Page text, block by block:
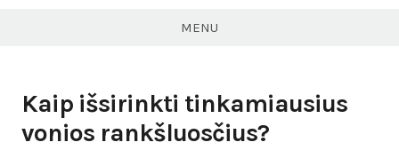
MENU
Kaip išsirinkti tinkamiausius
vonios rankšluosčius?